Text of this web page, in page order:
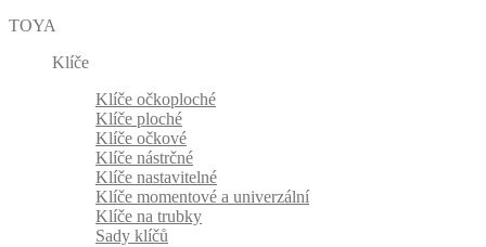
TOYA
Klíče
Klíče očkoploché
Klíče ploché
Klíče očkové
Klíče nástrčné
Klíče nastavitelné
Klíče momentové a univerzální
Klíče na trubky
Sady klíčů